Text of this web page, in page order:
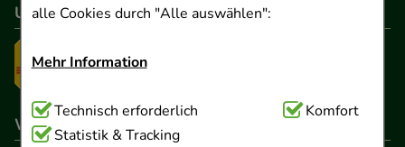
alle Cookies durch "Alle auswählen":
Mehr Information
Technisch Notwendig:Hierbei handelt es sich um
Cookies, die für die Grundfunktionen unserer
Technisch erforderlich
Komfort
Statistik & Tracking
Unser Versanddienstleister
Wir sind hier gelistet